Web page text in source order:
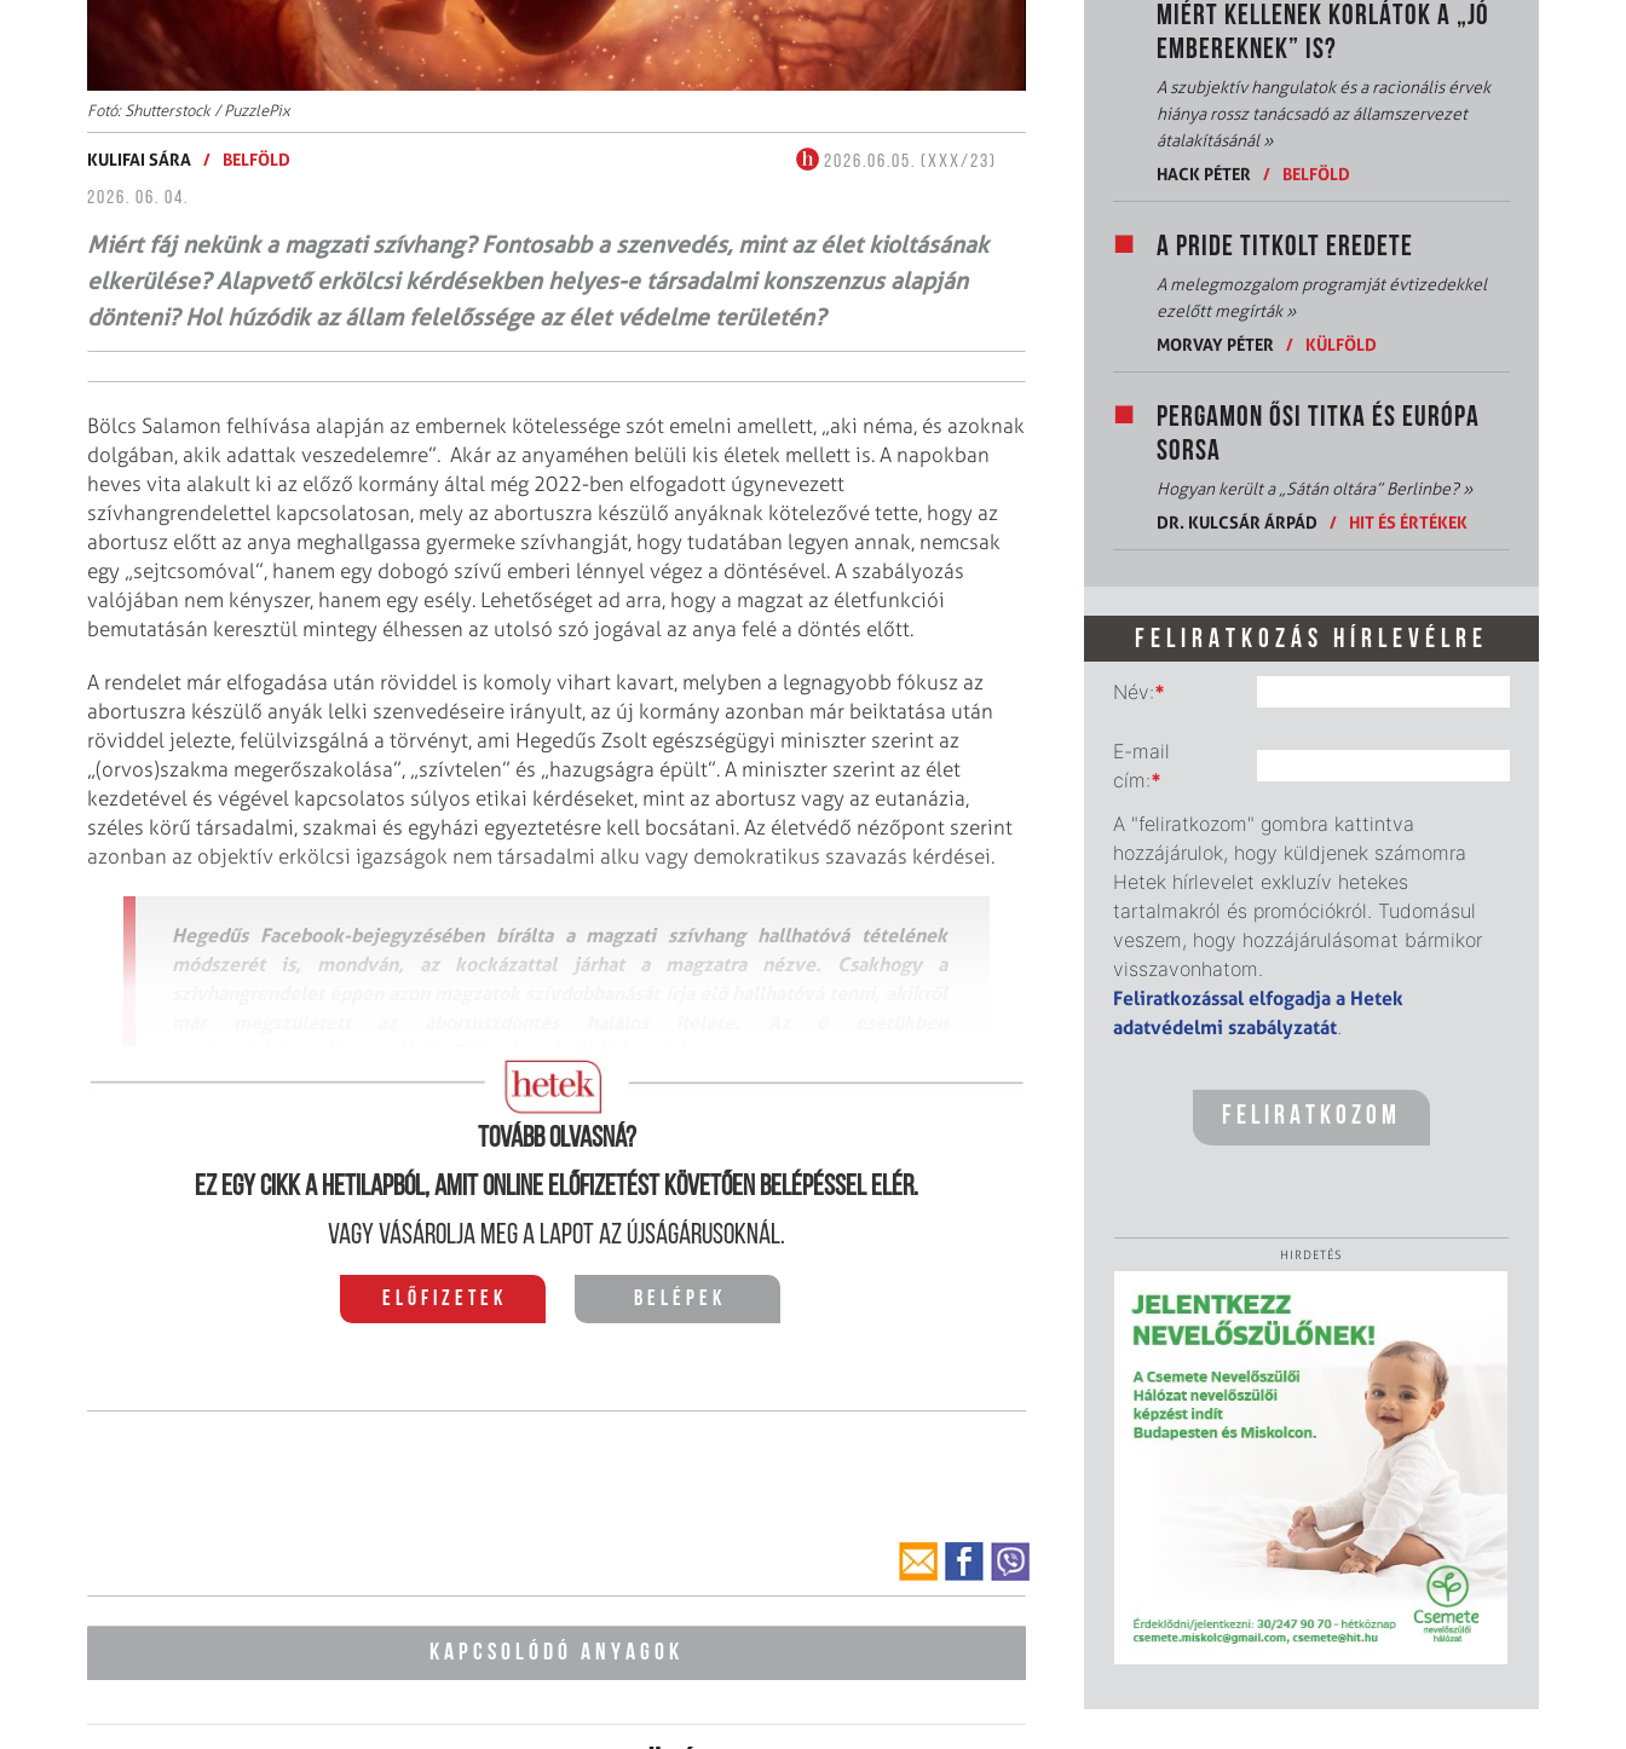
Fotó: Shutterstock / PuzzlePix
KULIFAI SÁRA / BELFÖLD
2026.06.05. (XXX/23)
2026. 06. 04.
Miért fáj nekünk a magzati szívhang? Fontosabb a szenvedés, mint az élet kioltásának
elkerülése? Alapvető erkölcsi kérdésekben helyes-e társadalmi konszenzus alapján
dönteni? Hol húzódik az állam felelőssége az élet védelme területén?
Bölcs Salamon felhívása alapján az embernek kötelessége szót emelni amellett, „aki néma, és azoknak
dolgában, akik adattak veszedelemre”. Akár az anyaméhen belüli kis életek mellett is. A napokban
heves vita alakult ki az előző kormány által még 2022-ben elfogadott úgynevezett
szívhangrendelettel kapcsolatosan, mely az abortuszra készülő anyáknak kötelezővé tette, hogy az
abortusz előtt az anya meghallgassa gyermeke szívhangját, hogy tudatában legyen annak, nemcsak
egy „sejtcsomóval”, hanem egy dobogó szívű emberi lénnyel végez a döntésével. A szabályozás
valójában nem kényszer, hanem egy esély. Lehetőséget ad arra, hogy a magzat az életfunkciói
bemutatásán keresztül mintegy élhessen az utolsó szó jogával az anya felé a döntés előtt.
A rendelet már elfogadása után röviddel is komoly vihart kavart, melyben a legnagyobb fókusz az
abortuszra készülő anyák lelki szenvedéseire irányult, az új kormány azonban már beiktatása után
röviddel jelezte, felülvizsgálná a törvényt, ami Hegedűs Zsolt egészségügyi miniszter szerint az
„(orvos)szakma megerőszakolása”, „szívtelen” és „hazugságra épült”. A miniszter szerint az élet
kezdetével és végével kapcsolatos súlyos etikai kérdéseket, mint az abortusz vagy az eutanázia,
széles körű társadalmi, szakmai és egyházi egyeztetésre kell bocsátani. Az életvédő nézőpont szerint
azonban az objektív erkölcsi igazságok nem társadalmi alku vagy demokratikus szavazás kérdései.
Hegedűs Facebook-bejegyzésében bírálta a magzati szívhang hallhatóvá tételének
módszerét is, mondván, az kockázattal járhat a magzatra nézve. Csakhogy a
Tovább olvasná?
Ez egy cikk a hetilapból, amit online előfizetést követően belépéssel elér.
Vagy vásárolja meg a lapot az újságárusoknál.
Előfizetek Belépek
KAPCSOLÓDÓ ANYAGOK
MIÉRT KELLENEK KORLÁTOK A „JÓ
EMBEREKNEK” IS?
A szubjektív hangulatok és a racionális érvek
hiánya rossz tanácsadó az államszervezet
átalakításánál»
HACK PÉTER
/ BELFÖLD
A PRIDE TITKOLT EREDETE
A melegmozgalom programját évtizedekkel
ezelőtt megírták»
MORVAY PÉTER
/ KÜLFÖLD
PERGAMON ŐSI TITKA ÉS EURÓPA
SORSA
Hogyan került a „Sátán oltára” Berlinbe?»
DR. KULCSÁR ÁRPÁD
/ HIT ÉS ÉRTÉKEK
FELIRATKOZÁS HÍRLEVÉLRE
Név:*
E-mail
cím:*
A "feliratkozom" gombra kattintva
hozzájárulok, hogy küldjenek számomra
Hetek hírlevelet exkluzív hetekes
tartalmakról és promóciókról. Tudomásul
veszem, hogy hozzájárulásomat bármikor
visszavonhatom.
Feliratkozással elfogadja a Hetek
adatvédelmi szabályzatát.
HIRDETÉS